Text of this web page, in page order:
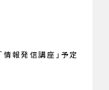
情報発信講座」予定